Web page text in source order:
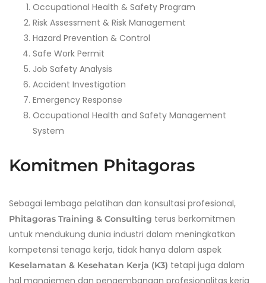
Occupational Health & Safety Program
Risk Assessment & Risk Management
Hazard Prevention & Control
Safe Work Permit
Job Safety Analysis
Accident Investigation
Emergency Response
Occupational Health and Safety Management
System
Komitmen Phitagoras
Sebagai lembaga pelatihan dan konsultasi profesional,
Phitagoras Training & Consulting terus berkomitmen
untuk mendukung dunia industri dalam meningkatkan
kompetensi tenaga kerja, tidak hanya dalam aspek
Keselamatan & Kesehatan Kerja (K3) tetapi juga dalam